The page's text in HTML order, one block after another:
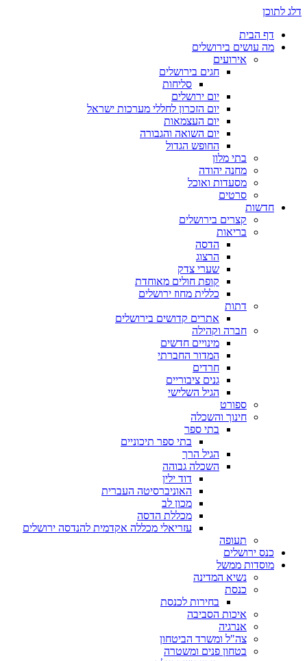
דלג לתוכן
דף הבית
מה עושים בירושלים
אירועים
חגים בירושלים
סליחות
יום ירושלים
יום הזכרון לחללי מערכות ישראל
יום העצמאות
יום השואה והגבורה
החופש הגדול
בתי מלון
מחנה יהודה
מסעדות ואוכל
סרטים
חדשות
קצרים בירושלים
בריאות
הדסה
הרצוג
שערי צדק
קופת חולים מאוחדת
כללית מחוז ירושלים
דתות
אתרים קדושים בירושלים
חברה וקהילה
מינויים חדשים
המדור החברתי
חרדים
גנים ציבוריים
הגיל השלישי
ספורט
חינוך והשכלה
בתי ספר
בתי ספר תיכוניים
הגיל הרך
השכלה גבוהה
דוד ילין
האוניברסיטה העברית
מכון לב
מכללת הדסה
עזריאלי מכללה אקדמית להנדסה ירושלים
תעופה
כנס ירושלים
מוסדות ממשל
נשיא המדינה
כנסת
בחירות לכנסת
איכות הסביבה
אנרגיה
צה"ל ומשרד הביטחון
בטחון פנים ומשטרה